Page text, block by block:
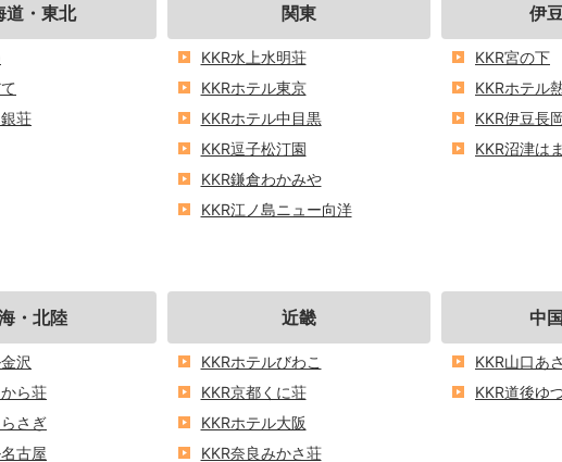
道・東北
荘
関東
KKR水上水明荘
KKRホテル東京
KKRホテル中目黒
KKR逗子松汀園
KKR鎌倉わかみや
KKR江ノ島ニュー向洋
伊
KKR宮の下
KKRホテル
KKR伊豆長
KKR沼津は
・北陸
沢
ら荘
さぎ
古屋
近畿
KKRホテルびわこ
KKR京都くに荘
KKRホテル大阪
KKR奈良みかさ荘
中
KKR山口あ
KKR道後ゆ